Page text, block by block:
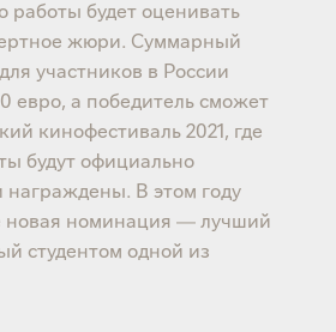
работы будет оценивать
жюри. Суммарный
участников в России
евро, а победитель сможет
кинофестиваль 2021, где
будут официально
награждены. В этом году
новая номинация — лучший
студентом одной из